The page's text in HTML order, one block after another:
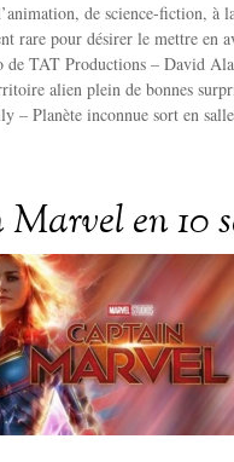
de science-fiction, à
rare pour désirer le mettre en
TAT Productions – David
alien plein de bonnes
– Planète inconnue sort en
en 10